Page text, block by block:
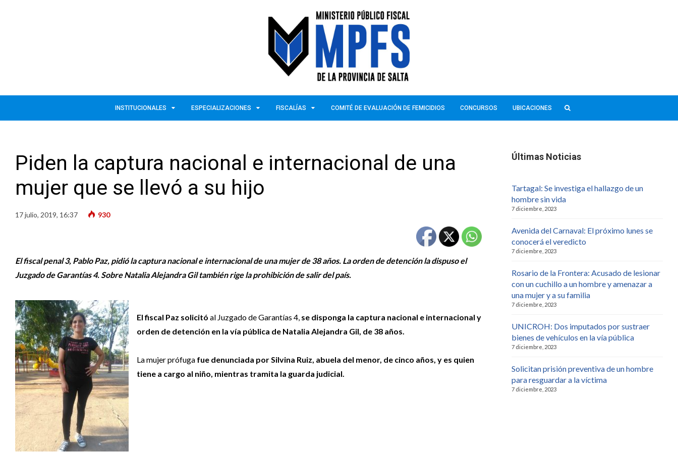
INSTITUCIONALES ESPECIALIZACIONES FISCALÍAS COMITÉ DE EVALUACIÓN DE FEMICIDIOS CONCURSOS UBICACIONES
Piden la captura nacional e internacional de una
mujer que se llevó a su hijo
17 julio, 2019, 16:37 930
El fiscal penal 3, Pablo Paz, pidió la captura nacional e internacional de una mujer de 38 años. La orden de detención la dispuso el
Juzgado de Garantías 4. Sobre Natalia Alejandra Gil también rige la prohibición de salir del país.
El fiscal Paz solicitó al Juzgado de Garantías 4, se disponga la captura nacional e internacional y
orden de detención en la vía pública de Natalia Alejandra Gil, de 38 años.
La mujer prófuga fue denunciada por Silvina Ruiz, abuela del menor, de cinco años, y es quien
tiene a cargo al niño, mientras tramita la guarda judicial.
Últimas Noticias
Tartagal: Se investiga el hallazgo de un
hombre sin vida
7 diciembre, 2023
Avenida del Carnaval: El próximo lunes se
conocerá el veredicto
7 diciembre, 2023
Rosario de la Frontera: Acusado de lesionar
con un cuchillo a un hombre y amenazar a
una mujer y a su familia
7 diciembre, 2023
UNICROH: Dos imputados por sustraer
bienes de vehículos en la vía pública
7 diciembre, 2023
Solicitan prisión preventiva de un hombre
para resguardar a la víctima
7 diciembre, 2023